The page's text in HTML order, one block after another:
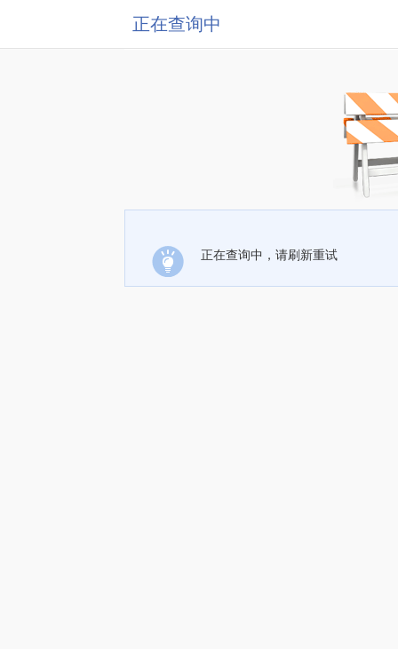
正在查询中
正在查询中，请刷新重试